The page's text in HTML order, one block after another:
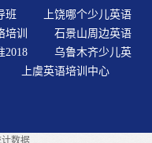
”展开。学语言模仿是
原装正版的录音，当
到非常地道的发音。
及学前教育的一种趋
要伴随孩子一生的工
周遭关系的重要阶
班
上饶哪个少儿英语
训
石景山周边英语
2018
乌鲁木齐少儿英
上虞英语培训中心
数据